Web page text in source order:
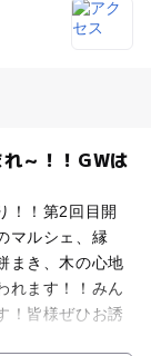
～！！GWは
！！第2回目開
マルシェ、縁
まき、木の心地
れます！！みん
！皆様ぜひお誘